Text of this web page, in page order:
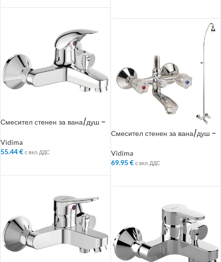
Смесител стенен за вана/душ –
Vidima
55.44€ с вкл. ДДС
Смесител стенен за вана/душ –
Vidima
69.95€ с вкл. ДДС